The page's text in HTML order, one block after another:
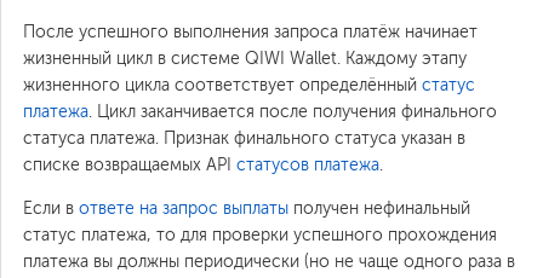
После успешного выполнения запроса платёж начинает
жизненный цикл в системе QIWI Wallet. Каждому этапу
жизненного цикла соответствует определённый статус
платежа. Цикл заканчивается после получения финального
статуса платежа. Признак финального статуса указан в
списке возвращаемых API статусов платежа.
Если в ответе на запрос выплаты получен нефинальный
статус платежа, то для проверки успешного прохождения
платежа вы должны периодически (но не чаще одного раза в